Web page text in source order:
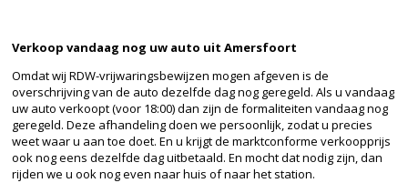
Verkoop vandaag nog uw auto uit Amersfoort
Omdat wij RDW-vrijwaringsbewijzen mogen afgeven is de
overschrijving van de auto dezelfde dag nog geregeld. Als u vandaag
uw auto verkoopt (voor 18:00) dan zijn de formaliteiten vandaag nog
geregeld. Deze afhandeling doen we persoonlijk, zodat u precies
weet waar u aan toe doet. En u krijgt de marktconforme verkoopprijs
ook nog eens dezelfde dag uitbetaald. En mocht dat nodig zijn, dan
rijden we u ook nog even naar huis of naar het station.